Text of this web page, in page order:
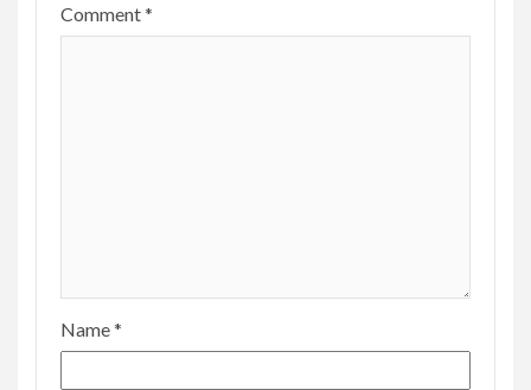
Comment*
Name*